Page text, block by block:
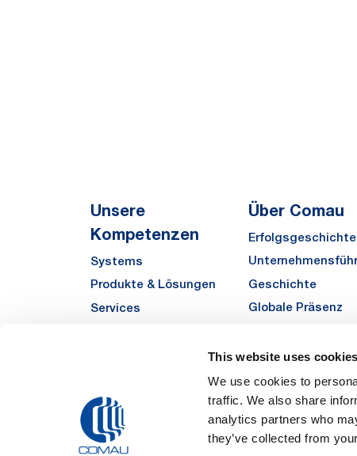
This website uses cookies
We use cookies to
traffic. We also share
analytics partners who
they’ve collected from
Unsere
Kompetenzen
Systems
Produkte & Lösungen
Services
Über Comau
Geschichte
Globale Präsenz
Sustainability
Zulieferer
Funded Projects